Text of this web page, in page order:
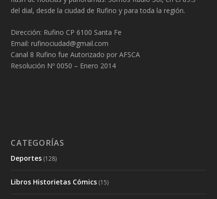
del dial, desde la ciudad de Rufino y para toda la región.
Dirección: Rufino CP 6100 Santa Fe
Email: rufinociudad@gmail.com
Canal 8 Rufino fue Autorizado por AFSCA
Resolución Nº 0050 – Enero 2014
CATEGORÍAS
Deportes (128)
Libros Historietas Cómics (15)